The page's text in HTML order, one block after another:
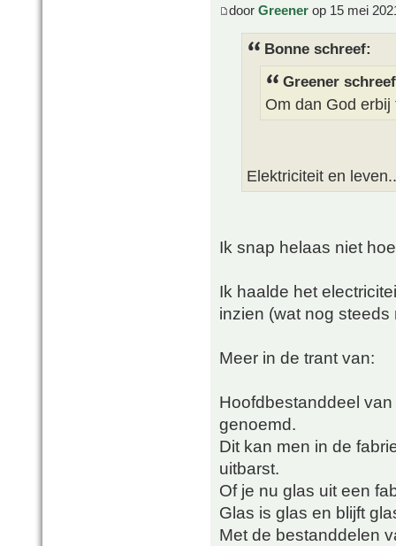
door Greener op 15 mei
Bonne schreef:
Greener
Om dan God
Elektriciteit en
Ik snap helaas niet
Ik haalde het
inzien (wat nog
Meer in de trant van:
Hoofdbestanddeel
genoemd.
Dit kan men in de
uitbarst.
Of je nu glas uit een
Glas is glas en blijft
Met de bestanddelen